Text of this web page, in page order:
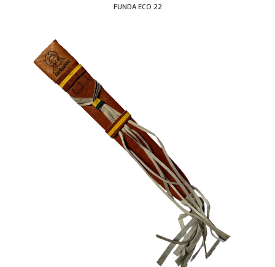
FUNDA ECO 22